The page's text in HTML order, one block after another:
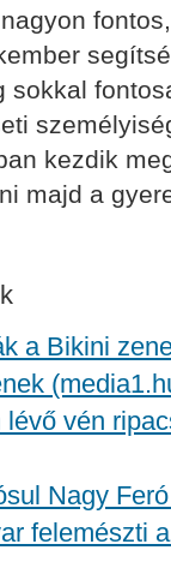
sokkal
kezdik
majd a
a Bikini
vén
Nagy
felemészti